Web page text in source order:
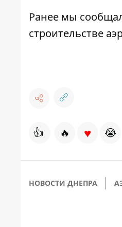
Ранее мы
строительстве
👍 🔥 ♥ 😭
НОВОСТИ ДНЕПРА